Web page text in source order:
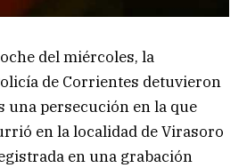
del miércoles, la
de Corrientes detuvieron
una persecución en la que
en la localidad de Virasoro
en una grabación